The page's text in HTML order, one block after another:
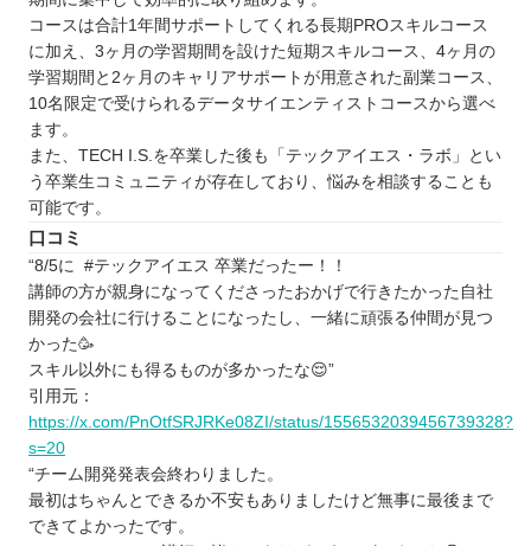
トライ式プログラミング教室
茨城で自分に合ったプログラミングスクールを見
つけよう
を探したい⭐️
北海道 / 東北
中部
近畿
中国
コースは合計1年間サポートしてくれる長期PROスキルコース
に加え、3ヶ月の学習期間を設けた短期スキルコース、4ヶ月の
学習期間と2ヶ月のキャリアサポートが用意された副業コース、
10名限定で受けられるデータサイエンティストコースから選べ
ます。
また、TECH I.S.を卒業した後も「テックアイエス・ラボ」とい
う卒業生コミュニティが存在しており、悩みを相談することも
可能です。
口コミ
“8/5に #テックアイエス 卒業だったー！！
講師の方が親身になってくださったおかげで行きたかった自社
開発の会社に行けることになったし、一緒に頑張る仲間が見つ
かった🥳
スキル以外にも得るものが多かったな😌”
引用元：
https://x.com/PnOtfSRJRKe08ZI/status/1556532039456739328?
s=20
“チーム開発発表会終わりました。
最初はちゃんとできるか不安もありましたけど無事に最後まで
できてよかったです。